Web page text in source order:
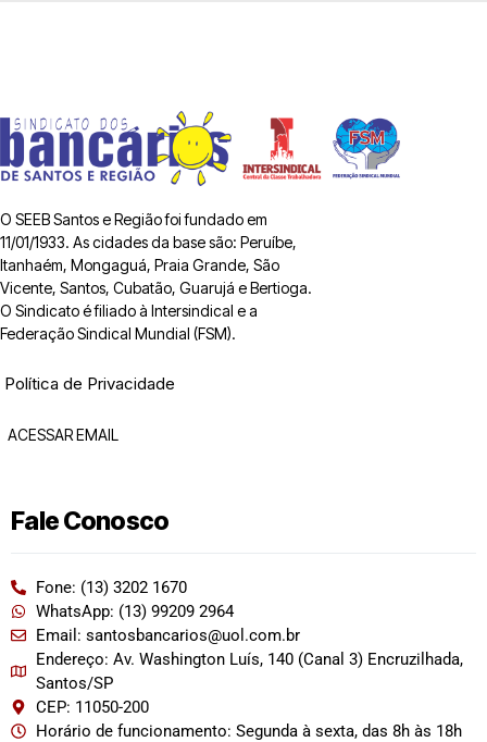
O SEEB Santos e Região foi fundado em
11/01/1933. As cidades da base são: Peruíbe,
Itanhaém, Mongaguá, Praia Grande, São
Vicente, Santos, Cubatão, Guarujá e Bertioga.
O Sindicato é filiado à Intersindical e a
Federação Sindical Mundial (FSM).
Política de Privacidade
ACESSAR EMAIL
Fale Conosco
Fone: (13) 3202 1670
WhatsApp: (13) 99209 2964
Email: santosbancarios@uol.com.br
Endereço: Av. Washington Luís, 140 (Canal 3) Encruzilhada,
Santos/SP
CEP: 11050-200
Horário de funcionamento: Segunda à sexta, das 8h às 18h